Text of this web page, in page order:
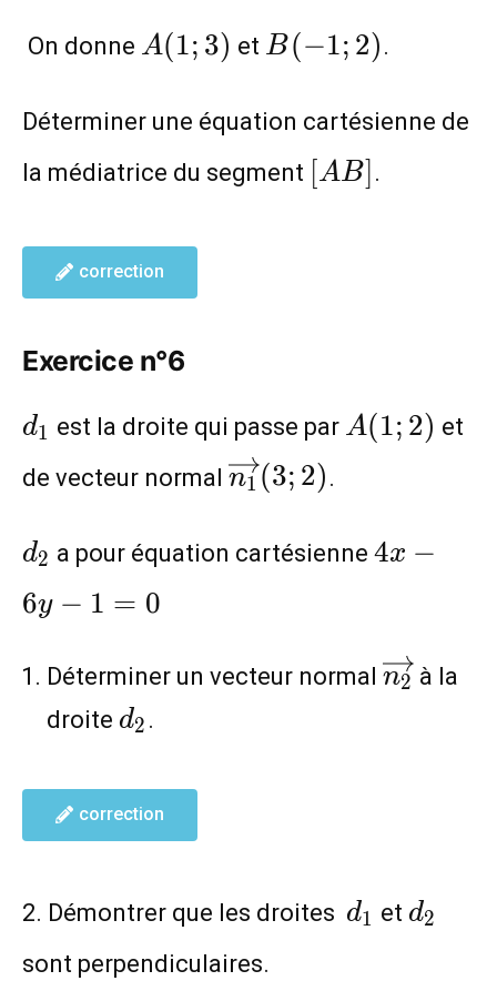
On donne A(1;3)
A(1; 3) et B(-1;2)
B(−1; 2) .
Déterminer une équation cartésienne de
la médiatrice du segment [AB]
[AB] .
correction
Exercice n°6
d_1
d1 est la droite qui passe par A(1;2)
A(1; 2) et
de vecteur normal
(3;2)
n1 (3; 2) .
d_2
d2 a pour équation cartésienne 4x-
4x −
6y − 1 = 0
Déterminer un vecteur normal n2 à la
droite d_2
d2 .
correction
2. Démontrer que les droites d_1
d1 et d_2
d2
sont perpendiculaires.